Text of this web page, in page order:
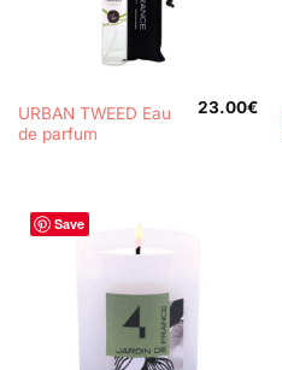
URBAN TWEED Eau
de parfum
23.00€
Save